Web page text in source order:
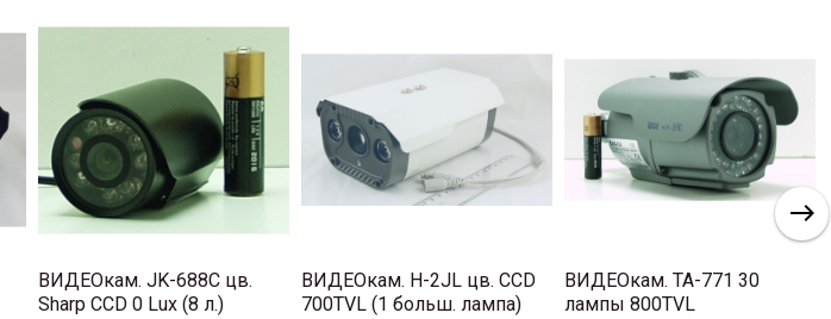
ВИДЕОкам. JK-688C цв.
Sharp CCD 0 Lux (8 л.)
ВИДЕОкам. H-2JL цв. CCD
700TVL (1 больш. лампа)
ВИДЕОкам. TA-771 30
лампы 800TVL